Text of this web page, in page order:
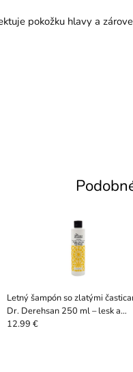
pokožku hlavy a
Letný šampón so zlatými
Dr. Derehsan 250 ml – lesk a
ochrana vlasov
12.99 €